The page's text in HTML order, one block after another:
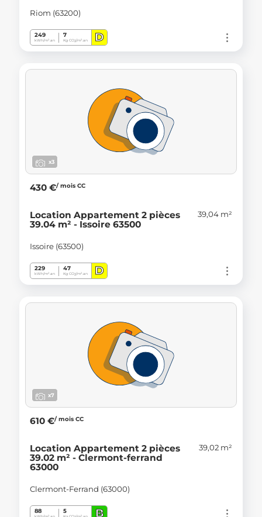
Riom (63200)
249
kWh/m².an
7
Kg CO2/m².an D
x3
430 €/ mois CC
Location Appartement 2 pièces
39.04 m² - Issoire 63500
39,04 m²
Issoire (63500)
229
kWh/m².an
47
Kg CO2/m².an D
x7
610 €/ mois CC
Location Appartement 2 pièces
39.02 m² - Clermont-ferrand
63000
39,02 m²
Clermont-Ferrand (63000)
88 5 B